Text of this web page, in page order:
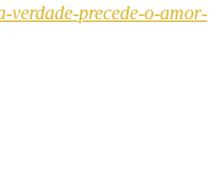
verdade-precede-o-amor-